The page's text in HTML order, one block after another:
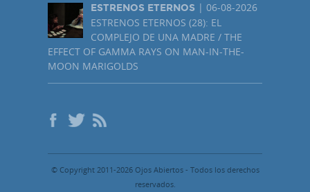
ESTRENOS ETERNOS | 06-08-2026
ESTRENOS ETERNOS (28): EL
COMPLEJO DE UNA MADRE / THE
EFFECT OF GAMMA RAYS ON MAN-IN-THE-
MOON MARIGOLDS
© Copyright 2011-2026 Ojos Abiertos - Todos los derechos
reservados.